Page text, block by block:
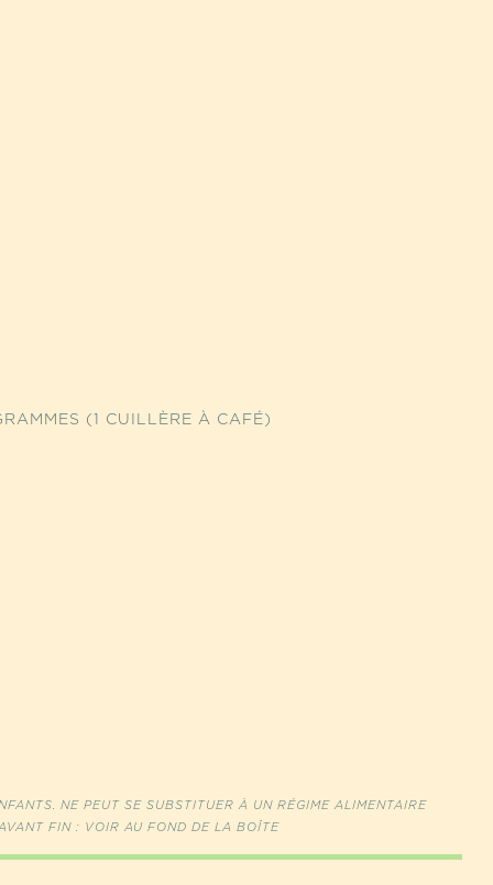
(1 CUILLÈRE À CAFÉ)
NE PEUT SE SUBSTITUER À UN RÉGIME ALIMENTAIRE
FIN : VOIR AU FOND DE LA BOÎTE